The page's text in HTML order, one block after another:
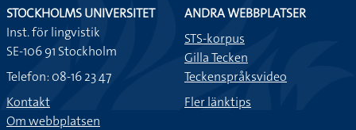
STOCKHOLMS UNIVERSITET
Inst. för lingvistik
SE-106 91 Stockholm
Telefon: 08-16 23 47
Kontakt
Om webbplatsen
ANDRA WEBBPLATSER
STS-korpus
Gilla Tecken
Teckenspråksvideo
Fler länktips